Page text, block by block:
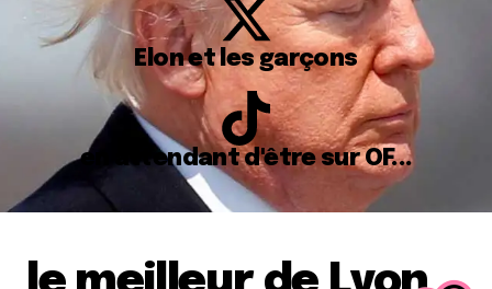
Elon et les garçons
en attendant d'être sur OF...